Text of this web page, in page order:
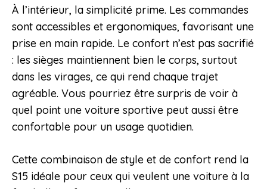
À l’intérieur, la simplicité prime. Les commandes
sont accessibles et ergonomiques, favorisant une
prise en main rapide. Le confort n’est pas sacrifié
: les sièges maintiennent bien le corps, surtout
dans les virages, ce qui rend chaque trajet
agréable. Vous pourriez être surpris de voir à
quel point une voiture sportive peut aussi être
confortable pour un usage quotidien.
Cette combinaison de style et de confort rend la
S15 idéale pour ceux qui veulent une voiture à la